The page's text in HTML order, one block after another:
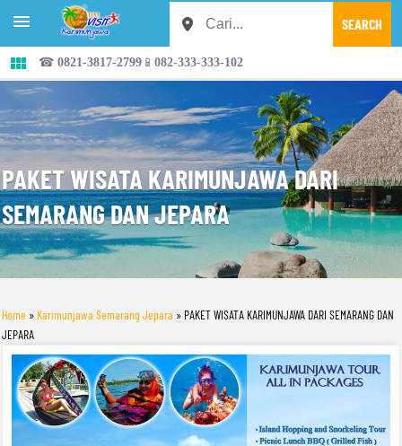


☎ 0821-3817-2799📱082-333-333-102
PAKET WISATA KARIMUNJAWA DARI
SEMARANG DAN JEPARA
Home » Karimunjawa Semarang Jepara » PAKET WISATA KARIMUNJAWA DARI SEMARANG DAN
JEPARA